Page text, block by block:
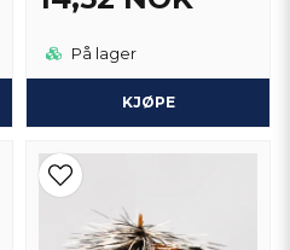
På lager
KJØPE